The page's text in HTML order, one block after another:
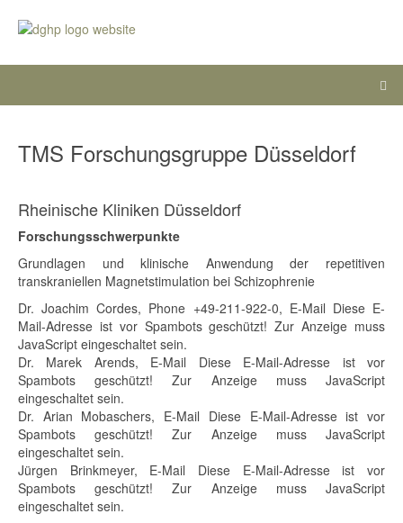
TMS Forschungsgruppe Düsseldorf
Rheinische Kliniken Düsseldorf
Forschungsschwerpunkte
Grundlagen und klinische Anwendung der repetitiven
transkraniellen Magnetstimulation bei Schizophrenie
Dr. Joachim Cordes, Phone +49-211-922-0, E-Mail Diese E-
Mail-Adresse ist vor Spambots geschützt! Zur Anzeige muss
JavaScript eingeschaltet sein.
Dr. Marek Arends, E-Mail Diese E-Mail-Adresse ist vor
Spambots geschützt! Zur Anzeige muss JavaScript
eingeschaltet sein.
Dr. Arian Mobaschers, E-Mail Diese E-Mail-Adresse ist vor
Spambots geschützt! Zur Anzeige muss JavaScript
eingeschaltet sein.
Jürgen Brinkmeyer, E-Mail Diese E-Mail-Adresse ist vor
Spambots geschützt! Zur Anzeige muss JavaScript
eingeschaltet sein.